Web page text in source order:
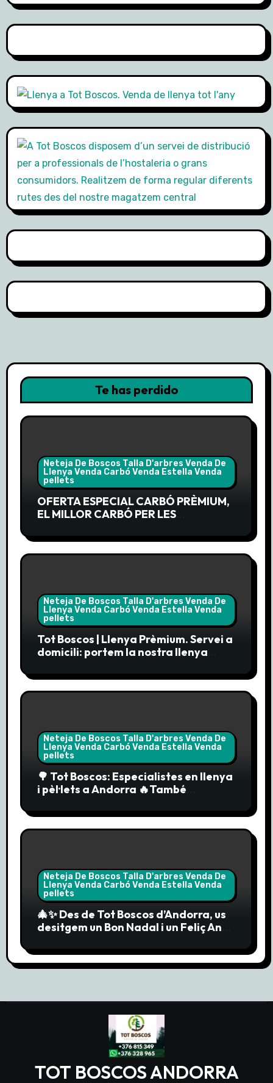
Te has perdido
Neteja De Boscos Talla D'arbres Venda De
Llenya Venda Carbó Venda Estella Venda
pellets
OFERTA ESPECIAL CARBÓ PRÈMIUM,
EL MILLOR CARBÓ PER LES
Neteja De Boscos Talla D'arbres Venda De
Llenya Venda Carbó Venda Estella Venda
pellets
Tot Boscos | Llenya Prèmium. Servei a
domicili: portem la nostra llenya
porta.
Neteja De Boscos Talla D'arbres Venda De
Llenya Venda Carbó Venda Estella Venda
pellets
🌳 Tot Boscos: Especialistes en llenya
i pèl·lets a Andorra 🔥També
Neteja De Boscos Talla D'arbres Venda De
Llenya Venda Carbó Venda Estella Venda
pellets
🎄✨ Des de Tot Boscos d’Andorra, us
desitgem un Bon Nadal i un Feliç Any
TOT BOSCOS ANDORRA